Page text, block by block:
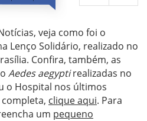
veja como foi o
Lenço Solidário, realizado no
Confira, também, as
Aedes aegyptirealizadas no
o Hospital nos últimos
clique aqui. Para
um pequeno